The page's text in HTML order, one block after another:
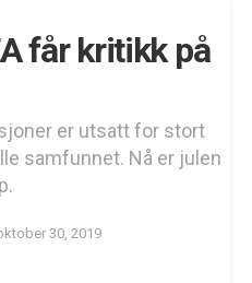
får kritikk på
er utsatt for stort
samfunnet. Nå er julen
30, 2019